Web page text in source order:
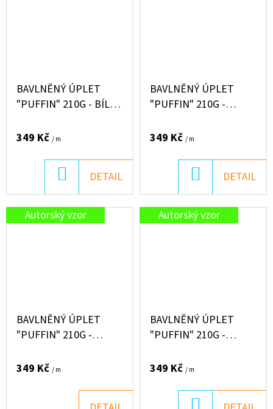
BAVLNĚNÝ ÚPLET
"PUFFIN" 210G - BÍLÉ
349 Kč / m
KOŠÍKU
DETAIL
BAVLNĚNÝ ÚPLET
"PUFFIN" 210G -
349 Kč / m
KOŠÍKU
DETAIL
Autorský vzor
BAVLNĚNÝ ÚPLET
"PUFFIN" 210G -
349 Kč / m
Autorský vzor
BAVLNĚNÝ ÚPLET
"PUFFIN" 210G -
349 Kč / m